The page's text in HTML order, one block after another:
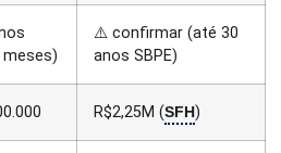
meses)
⚠️ confirmar (até 30
anos SBPE)
R$2,25M (SFH)